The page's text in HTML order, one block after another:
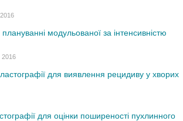
модульованої за інтенсивністю
для виявлення рецидиву у хворих
для оцінки поширеності пухлинного